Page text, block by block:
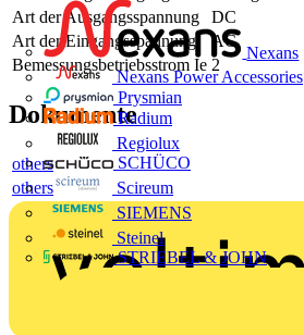
Nexans
Nexans Power Accessories
Prysmian
Radium
Regiolux
SCHÜCO
Scireum
SIEMENS
Steinel
STRIEBEL & JOHN
Art der Ausgangsspannung
DC
Art der Eingangsspannung
AC
Bemessungsbetriebsstrom Ie 2
Dokumente
others
others